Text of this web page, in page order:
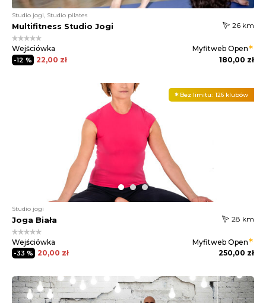
Studio jogi, Studio pilates
Multifitness Studio Jogi 26 km
Wejściówka
-12 % 22,00 zł
Myfitweb Open
180,00 zł
Bez limitu: 126 klubów
Studio jogi
Joga Biała 28 km
Wejściówka
-33 % 20,00 zł
Myfitweb Open
250,00 zł